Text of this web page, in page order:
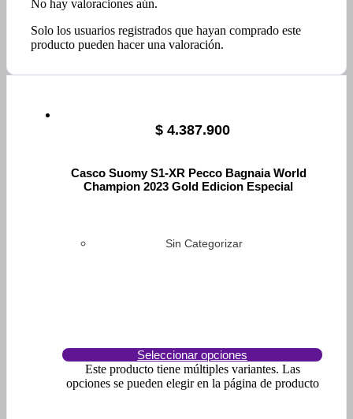
No hay valoraciones aún.
Solo los usuarios registrados que hayan comprado este
producto pueden hacer una valoración.
$4.387.900
Casco Suomy S1-XR Pecco Bagnaia World
Champion 2023 Gold Edicion Especial
Sin Categorizar
Seleccionar opciones
Este producto tiene múltiples variantes. Las
opciones se pueden elegir en la página de producto